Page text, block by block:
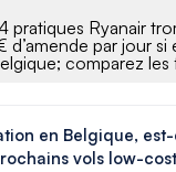
pratiques Ryanair
par jour si
comparez
en Belgique,
vols low-